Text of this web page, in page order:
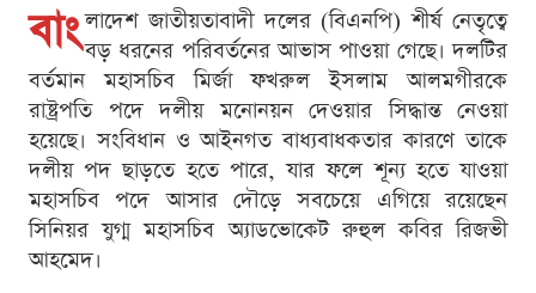
বাং লাদেশ জাতীয়তাবাদী দলের (বিএনপি) শীর্ষ নেতৃত্বে
বড় ধরনের পরিবর্তনের আভাস পাওয়া গেছে। দলটির
বর্তমান মহাসচিব মির্জা ফখরুল ইসলাম আলমগীরকে
রাষ্ট্রপতি পদে দলীয় মনোনয়ন দেওয়ার সিদ্ধান্ত নেওয়া
হয়েছে। সংবিধান ও আইনগত বাধ্যবাধকতার কারণে তাকে
দলীয় পদ ছাড়তে হতে পারে, যার ফলে শূন্য হতে যাওয়া
মহাসচিব পদে আসার দৌড়ে সবচেয়ে এগিয়ে রয়েছেন
সিনিয়র যুগ্ম মহাসচিব অ্যাডভোকেট রুহুল কবির রিজভী
আহমেদ।